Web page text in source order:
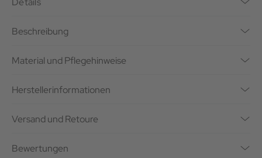
Beschreibung
Material und Pflegehinweise
Herstellerinformationen
Versand und Retoure
Bewertungen